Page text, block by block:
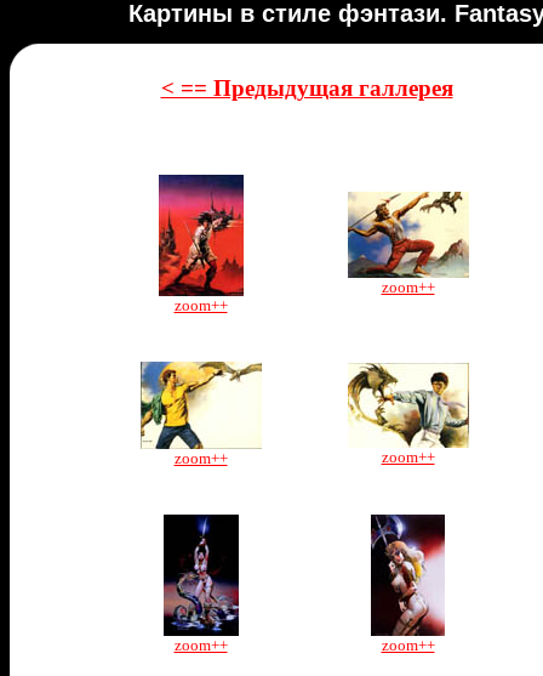
Картины в стиле фэнтази.
< == Предыдущая галлерея
zoom++
zoom++
zoom++ zoom++
zoom++ zoom++